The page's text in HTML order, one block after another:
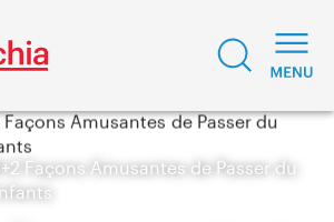
Façons Amusantes de Passer du